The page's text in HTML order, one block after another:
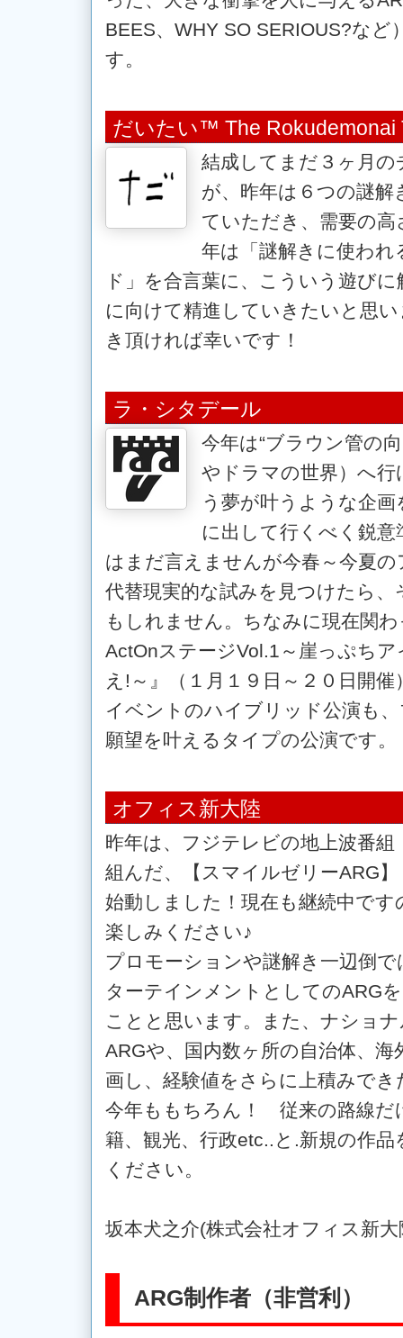
BEES、WHY SO SERIOUS?など
す。
だいたい™ The Rokudemonai
結成してまだ３ヶ月
が、昨年は６つの謎
ていただき、需要の
年は「謎解きに使わ
ド」を合言葉に、こういう遊び
に向けて精進していきたいと思
き頂ければ幸いです！
ラ・シタデール
今年は“ブラウン管の
やドラマの世界）へ
う夢が叶うような企
に出して行くべく鋭
はまだ言えませんが今春～今夏
代替現実的な試みを見つけたら
もしれません。ちなみに現在関
ActOnステージVol.1～崖っぷち
え!～』（１月１９日～２０日開
イベントのハイブリッド公演も
願望を叶えるタイプの公演です。
オフィス新大陸
昨年は、フジテレビの地上波番
組んだ、【スマイルゼリーARG】
始動しました！現在も継続中で
楽しみください♪
プロモーションや謎解き一辺倒
ターテインメントとしてのARG
ことと思います。また、ナショ
ARGや、国内数ヶ所の自治体、
画し、経験値をさらに上積みでき
今年ももちろん！ 従来の路線だ
籍、観光、行政etc..と.新規の作
ください。
坂本犬之介(株式会社オフィス新
ARG制作者（非営利）